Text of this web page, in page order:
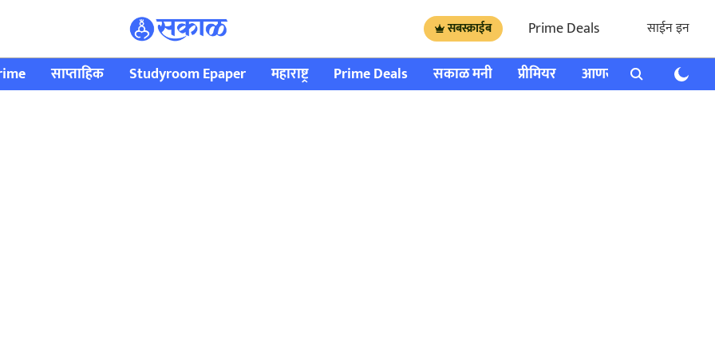
सबस्क्राईब Prime Deals साईन इन
साप्ताहिक Studyroom Epaper महाराष्ट्र Prime Deals सकाळ मनी प्रीमियर आणखी राशी भविष्य